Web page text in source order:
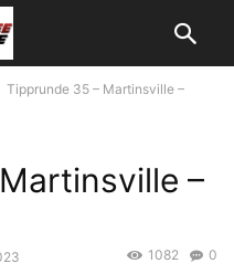
Tipprunde 35 – Martinsville –
–
0
1082